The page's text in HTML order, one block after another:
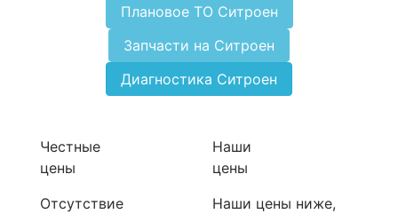
Плановое ТО Ситроен
Запчасти на Ситроен
Диагностика Ситроен
Честные
цены
Отсутствие
Наши
цены
Наши цены ниже,